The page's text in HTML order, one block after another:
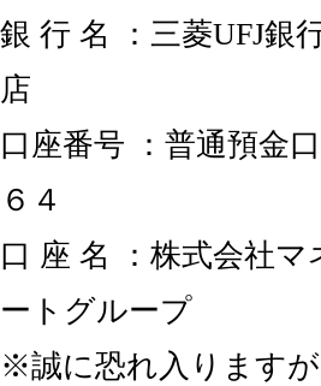
銀 行 名 ：三菱UFJ
店
口座番号 ：普通預金
６４
口 座 名 ：株式会社
ートグループ
※誠に恐れ入ります